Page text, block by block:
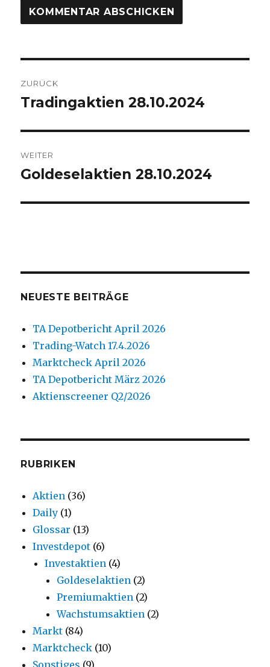
ZURÜCK
Vorheriger
Tradingaktien 28.10.2024
WEITER
Nächster
Goldeselaktien 28.10.2024
NEUESTE BEITRÄGE
TA Depotbericht April 2026
Trading-Watch 17.4.2026
Marktcheck April 2026
TA Depotbericht März 2026
Aktienscreener Q2/2026
RUBRIKEN
Aktien (36)
Daily (1)
Glossar (13)
Investdepot (6)
Investaktien (4)
Goldeselaktien (2)
Premiumaktien (2)
Wachstumsaktien (2)
Markt (84)
Marktcheck (10)